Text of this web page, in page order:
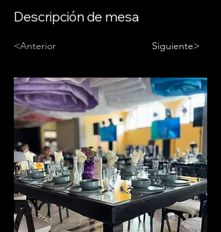
Descripción de mesa
<Anterior Siguiente>